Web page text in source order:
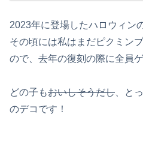
2023年に登場したハロウィン
その頃には私はまだピクミン
ので、去年の復刻の際に全員
どの子もおいしそうだし 、と
のデコです！